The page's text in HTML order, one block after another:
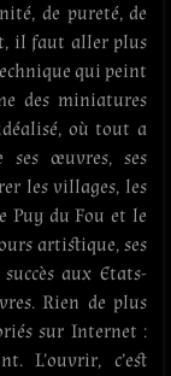
de pureté, de
il faut aller plus
qui peint
des miniatures
où tout a
ses œuvres, ses
les villages, les
Puy du Fou et le
artistique, ses
aux Etats-
Rien de plus
sur Internet :
.L’ouvrir, c’est